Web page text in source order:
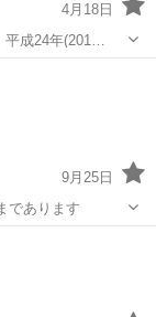
4月18日
成24年(201…
9月25日
であります